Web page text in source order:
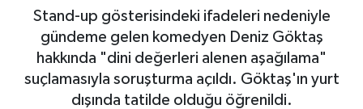
Stand-up gösterisindeki ifadeleri nedeniyle
gündeme gelen komedyen Deniz Göktaş
hakkında "dini değerleri alenen aşağılama"
suçlamasıyla soruşturma açıldı. Göktaş'ın yurt
dışında tatilde olduğu öğrenildi.